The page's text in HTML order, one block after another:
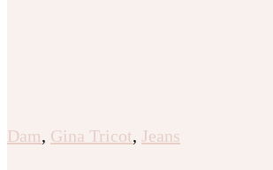
Dam, Gina Tricot, Jeans